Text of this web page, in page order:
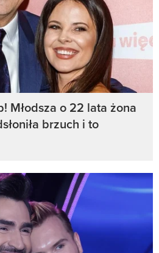
Młodsza o 22 lata żona
brzuch i to